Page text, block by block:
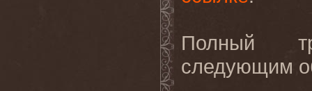
Полный
следующим